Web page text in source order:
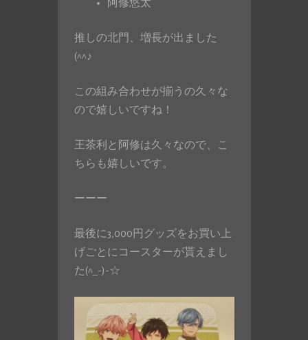
阿修悠太
推しの北門、増長が出ました
(^^♪
この組み合わせが揃うの久々な
ので嬉しいですね！
王茶利と阿修は久々なので、こ
ちらも嬉しいです。
ーーー
最後に3,000円グッズをお買い上
げごとにコースターが貰えまし
た(^_-)-☆